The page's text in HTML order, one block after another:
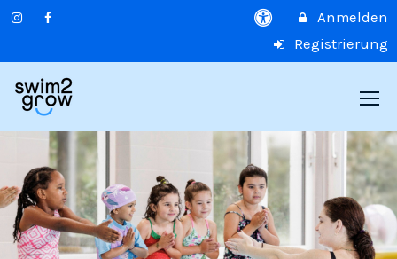
Anmelden
Registrierung